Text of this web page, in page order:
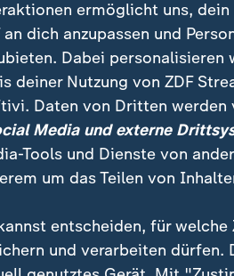
steigen die Temperaturen in
hilfe mahnt heute: Nach
extremer Hitze
ermöglicht uns,
an dich anzupassen und
Dabei personalisieren
deiner Nutzung von ZDF
Daten von Dritten
Media und externe
Tools und Dienste von
um das Teilen von
entscheiden, für
und verarbeiten dürfen.